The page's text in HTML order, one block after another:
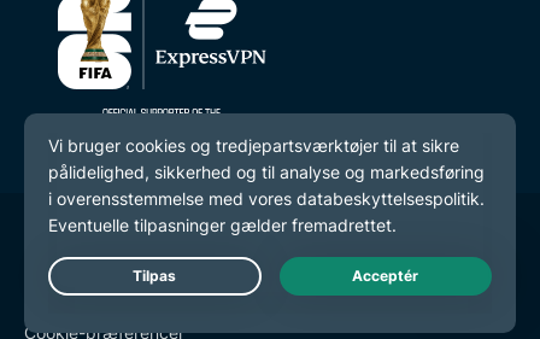
© 2026 ExpressVPN. Alle rettigheder forbeholdes.
Databeskyttelsespolitik
Tjenestevilkår
Cookie-præferencer
Live Chat